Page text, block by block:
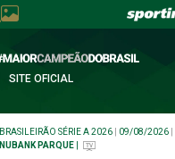
SITE OFICIAL
BRASILEIRÃO SÉRIE A 2026 09/08/2026
NUBANK PARQUE